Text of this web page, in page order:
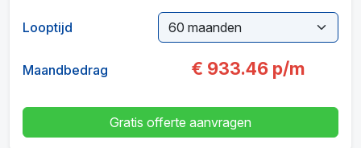
Looptijd
Maandbedrag € 933.46 p/m
Gratis offerte aanvragen